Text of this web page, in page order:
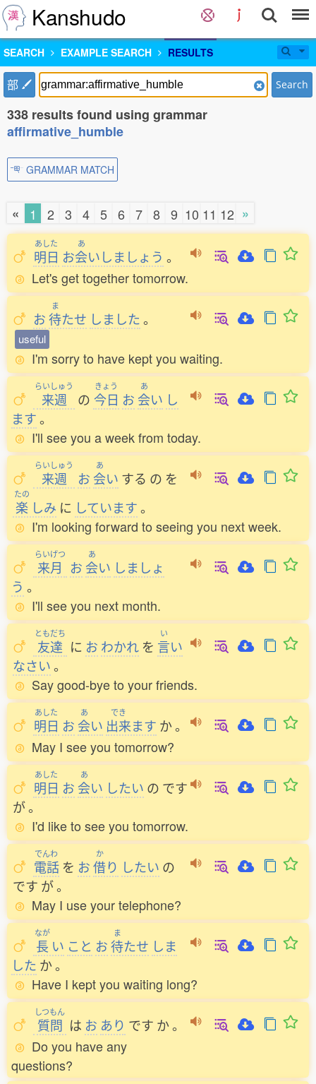
Kanshudo
SEARCH EXAMPLE SEARCH RESULTS
部 Search
338 results found using grammar
affirmative_humble
GRAMMAR MATCH
« 1 2 3 4 5 6 7 8 9 10 11 12 »
あした
明日 お
あ
会いしましょう 。
Let's get together tomorrow.
お
ま
待たせ しました。
useful
I'm sorry to have kept you waiting.
らいしゅう
来週 の
きょう
今日 お
あ
会い し
ます。
I'll see you a week from today.
らいしゅう
来週 お
あ
会い する の を
たの
楽 しみ に しています。
I'm looking forward to seeing you next week.
らいげつ
来月 お
あ
会い しましょ
う 。
I'll see you next month.
ともだち
友達 に お わかれ を
い
言い
なさい。
Say good-bye to your friends.
あした
明日 お
あ
会い
でき
出来ます か。
May I see you tomorrow?
あした
明日 お
あ
会い したい の です
が。
I'd like to see you tomorrow.
でんわ
電話 を お
か
借り したい の
です が。
May I use your telephone?
なが
長 い こと お
ま
待たせ しま
した か。
Have I kept you waiting long?
しつもん
質問 は お あり です か。
Do you have any
questions?